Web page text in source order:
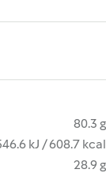
80.3 g
kJ / 608.7 kcal
28.9 g